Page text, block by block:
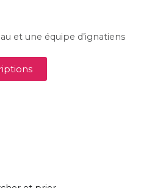
et une équipe d’ignatiens